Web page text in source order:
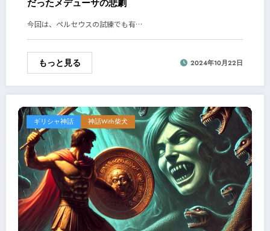
だったメデューサの悲劇
今回は、ペルセウスの試練でも有…
もっと見る 2024年10月22日
ギリシャ神話 神話With柴犬